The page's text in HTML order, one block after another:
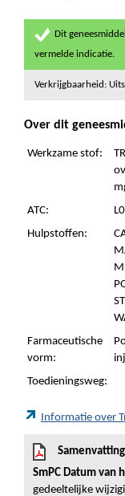
Dit
vermelde indicatie.
Verkrijgbaarheid:
Over dit
Werkzame stof:
ATC:
Hulpstoffen:
Farmaceutische
vorm:
Toedieningsweg:
Informatie over
SmPC Datum van
gedeeltelijke